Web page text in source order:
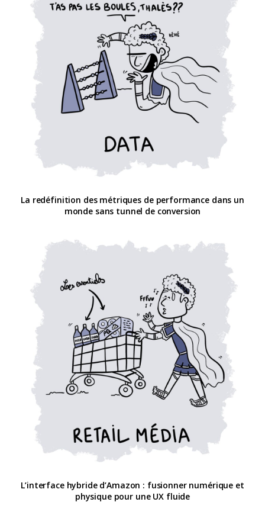
La redéfinition des métriques de performance dans un
monde sans tunnel de conversion
L’interface hybride d’Amazon : fusionner numérique et
physique pour une UX fluide